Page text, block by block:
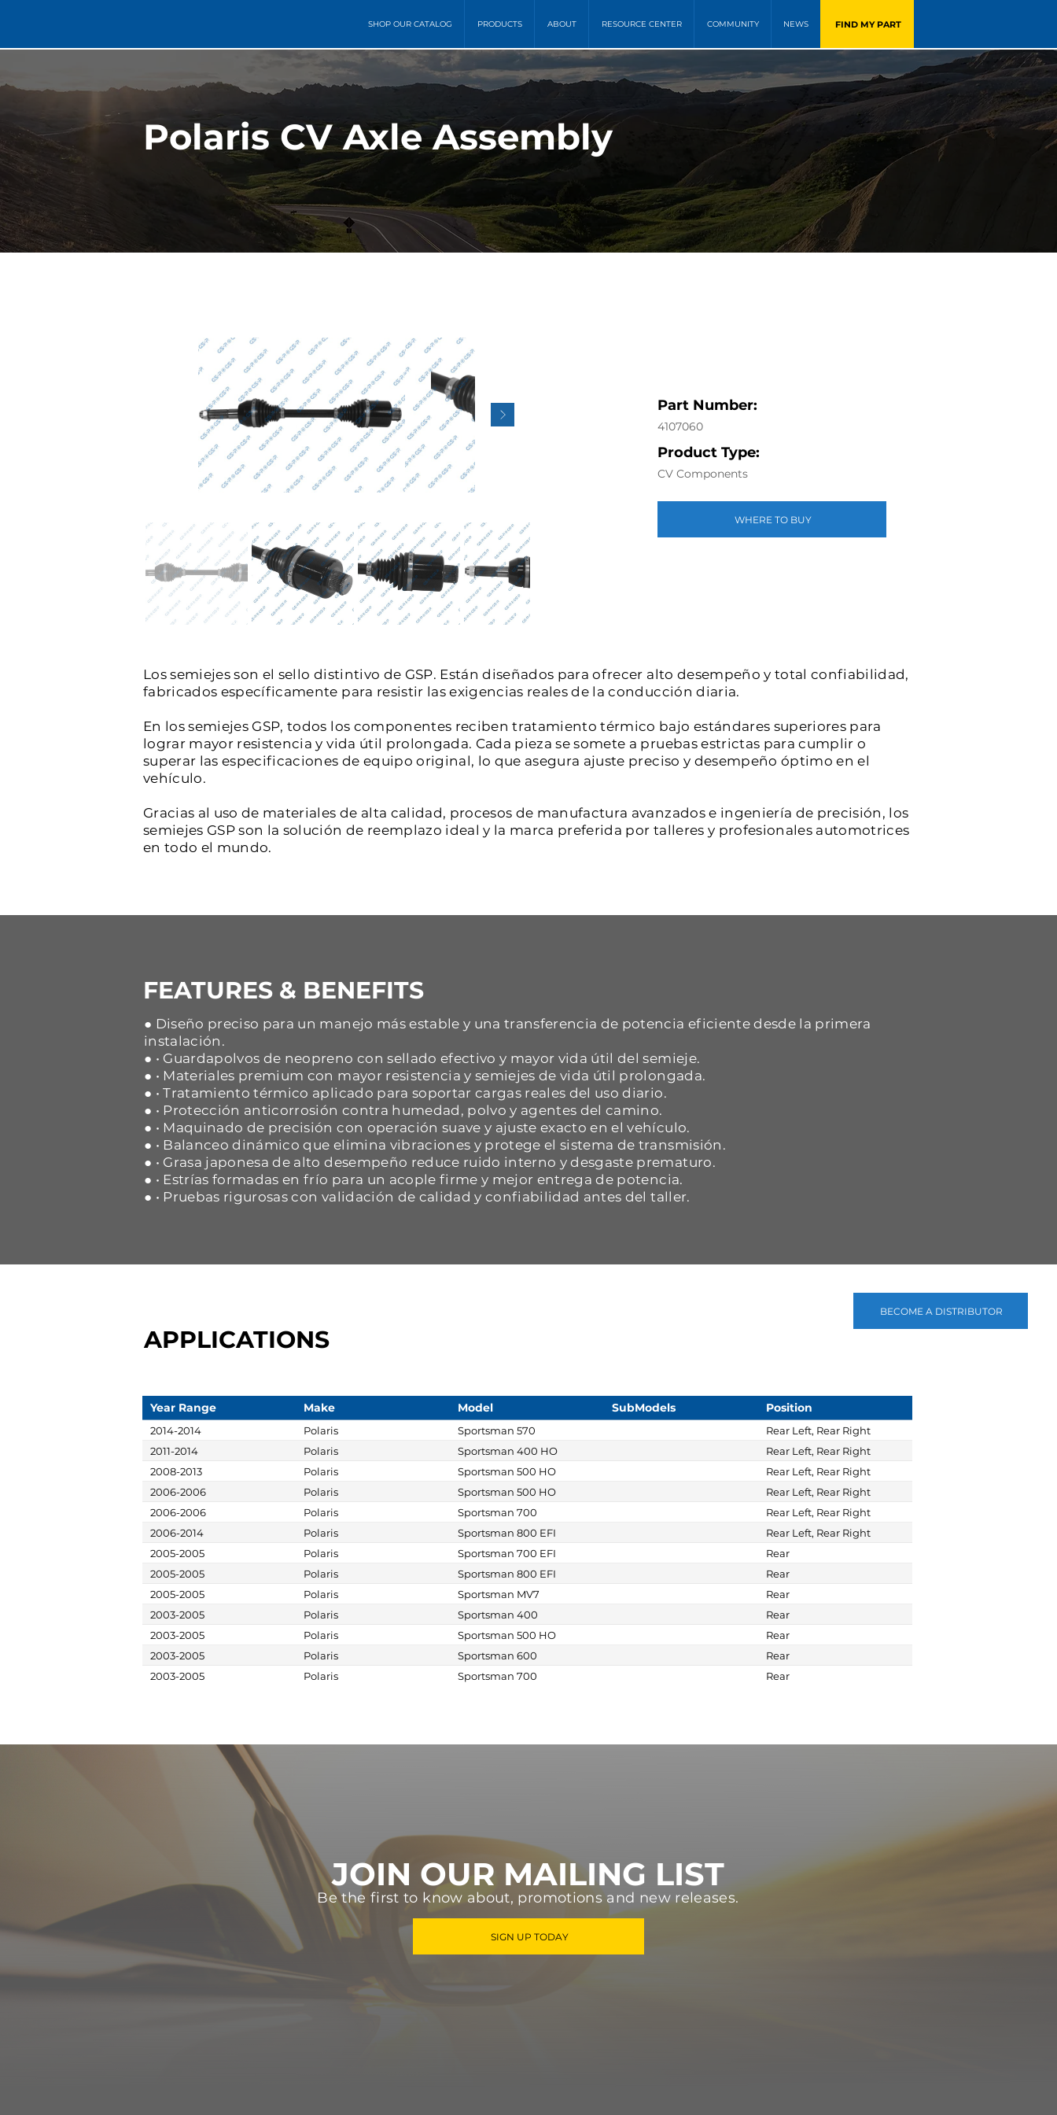
SHOP OUR CATALOG PRODUCTS ABOUT RESOURCE CENTER COMMUNITY NEWS FIND MY PART
BECOME A DISTRIBUTOR
Polaris CV Axle Assembly
Part Number:
4107060
Product Type:
CV Components
WHERE TO BUY
Los semiejes son el sello distintivo de GSP. Están diseñados para ofrecer alto desempeño y total confiabilidad,
fabricados específicamente para resistir las exigencias reales de la conducción diaria.
En los semiejes GSP, todos los componentes reciben tratamiento térmico bajo estándares superiores para
lograr mayor resistencia y vida útil prolongada. Cada pieza se somete a pruebas estrictas para cumplir o
superar las especificaciones de equipo original, lo que asegura ajuste preciso y desempeño óptimo en el
vehículo.
Gracias al uso de materiales de alta calidad, procesos de manufactura avanzados e ingeniería de precisión, los
semiejes GSP son la solución de reemplazo ideal y la marca preferida por talleres y profesionales automotrices
en todo el mundo.
FEATURES & BENEFITS
● Diseño preciso para un manejo más estable y una transferencia de potencia eficiente desde la primera
instalación.
● • Guardapolvos de neopreno con sellado efectivo y mayor vida útil del semieje.
● • Materiales premium con mayor resistencia y semiejes de vida útil prolongada.
● • Tratamiento térmico aplicado para soportar cargas reales del uso diario.
● • Protección anticorrosión contra humedad, polvo y agentes del camino.
● • Maquinado de precisión con operación suave y ajuste exacto en el vehículo.
● • Balanceo dinámico que elimina vibraciones y protege el sistema de transmisión.
● • Grasa japonesa de alto desempeño reduce ruido interno y desgaste prematuro.
● • Estrías formadas en frío para un acople firme y mejor entrega de potencia.
● • Pruebas rigurosas con validación de calidad y confiabilidad antes del taller.
APPLICATIONS
Year Range Make Model SubModels Position
2014-2014 Polaris Sportsman 570
Rear Left, Rear Right
2011-2014
Polaris Sportsman 400 HO
Rear Left, Rear Right
2008-2013
Polaris Sportsman 500 HO
Rear Left, Rear Right
2006-2006
Polaris Sportsman 500 HO
Rear Left, Rear Right
2006-2006
Polaris Sportsman 700
Rear Left, Rear Right
2006-2014
Polaris Sportsman 800 EFI
Rear Left, Rear Right
2005-2005
Polaris Sportsman 700 EFI
Rear
2005-2005
Polaris Sportsman 800 EFI
Rear
2005-2005
Polaris Sportsman MV7
Rear
2003-2005
Polaris Sportsman 400
Rear
2003-2005
Polaris Sportsman 500 HO
Rear
2003-2005
Polaris Sportsman 600
Rear
2003-2005
Polaris Sportsman 700 Rear
JOIN OUR MAILING LIST
Be the first to know about, promotions and new releases.
SIGN UP TODAY